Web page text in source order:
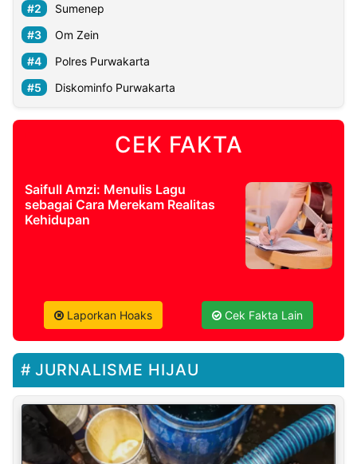
Sumenep
Om Zein
Polres Purwakarta
Diskominfo Purwakarta
CEK FAKTA
Saifull Amzi: Menulis Lagu
sebagai Cara Merekam Realitas
Kehidupan
Laporkan Hoaks Cek Fakta Lain
JURNALISME HIJAU